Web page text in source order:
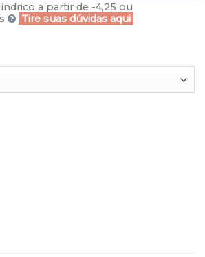
a partir de -4,25 ou
Tire suas dúvidas aqui